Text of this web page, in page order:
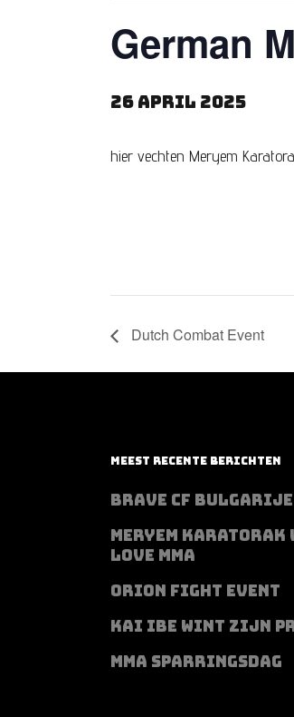
German
26 april 2025
hier vechten Meryem
Dutch Combat Event
MEEST RECENTE BERICHTEN
BRAVE CF BULGARIJE
MERYEM KARATORAK
LOVE MMA
ORION FIGHT EVENT
KAI IBE WINT ZIJN
MMA SPARRINGSDAG